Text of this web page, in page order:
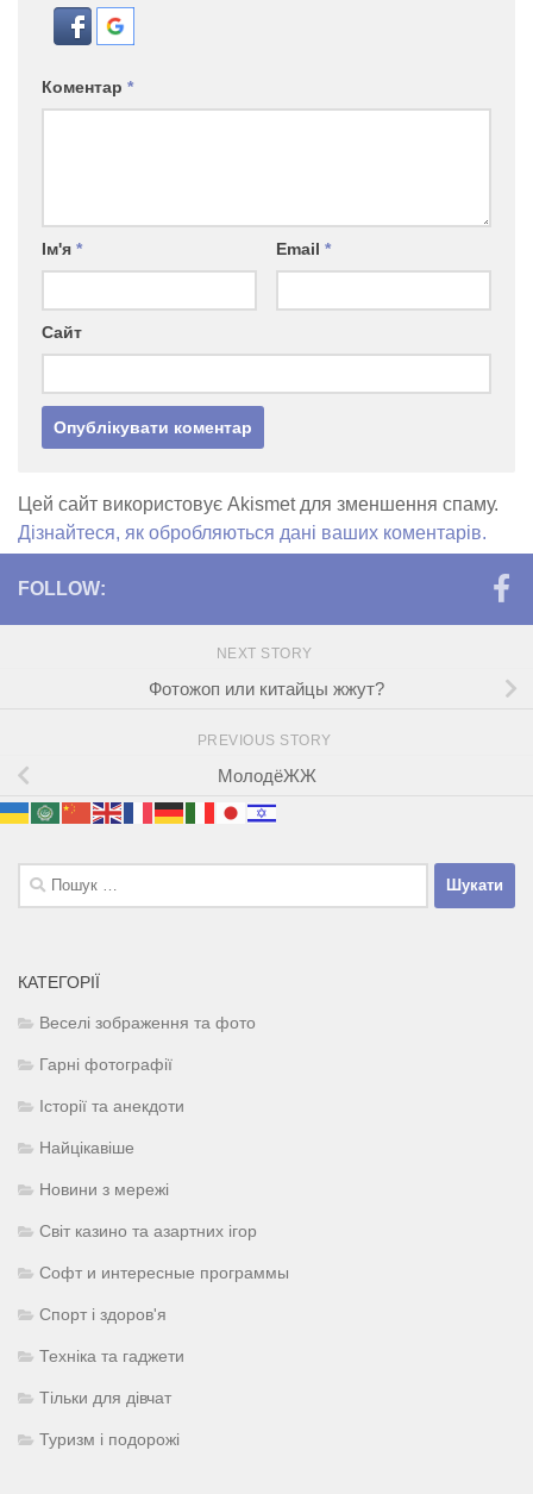
Коментар *
Ім'я * Email *
Сайт
Цей сайт використовує Akismet для зменшення спаму.
Дізнайтеся, як обробляються дані ваших коментарів.
FOLLOW:
NEXT STORY
Фотожоп или китайцы жжут?
PREVIOUS STORY
МолодёЖЖ
Пошук:
КАТЕГОРІЇ
Веселі зображення та фото
Гарні фотографії
Історії та анекдоти
Найцікавіше
Новини з мережі
Світ казино та азартних ігор
Софт и интересные программы
Спорт і здоров'я
Техніка та гаджети
Тільки для дівчат
Туризм і подорожі